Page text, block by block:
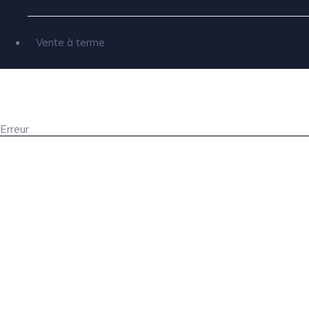
Vente à terme
Erreur